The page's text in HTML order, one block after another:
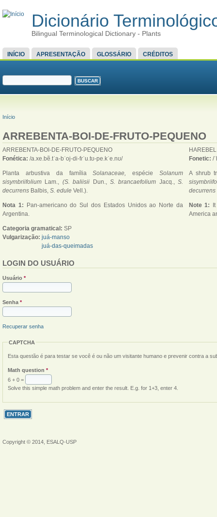
Dicionário
Bilingual Terminological Dictionary - Plants
MENU PRINCIPAL
INÍCIO APRESENTAÇÃO GLOSSÁRIO CRÉDITOS
FORMULÁRIO DE BUSCA
VOCÊ ESTÁ AQUI
Início
ARREBENTA-BOI-DE-FRUTO-PEQUENO
ARREBENTA-BOI-DE-FRUTO-PEQUENO
Fonética: /a.xe.bẽ.tˈa-bˈoj-di-fɾˈu.tʊ-pe.kˈe.nʊ/
Planta arbustiva da famíliaSolanaceae,espécieSolanum
sisymbriifolium Lam., (S. baliisii Dun., S. brancaefolium Jacq., S.
decurrens Balbis, S. edule Vell.).
Nota 1: Pan-americano do Sul dos Estados Unidos ao Norte da
Argentina.
Fonetic: /
A shrub
decurrens
Note 1:
America
Categoria gramatical: SP
Vulgarização: juá-manso
juá-das-queimadas
LOGIN DO USUÁRIO
Usuário *
Senha *
Recuperar senha
CAPTCHA
Esta questão é para testar se você é ou não um visitante humano e prevenir contra a
Math question *
6 + 0 =
Solve this simple math problem and enter the result. E.g. for 1+3, enter 4.
Copyright © 2014, ESALQ-USP